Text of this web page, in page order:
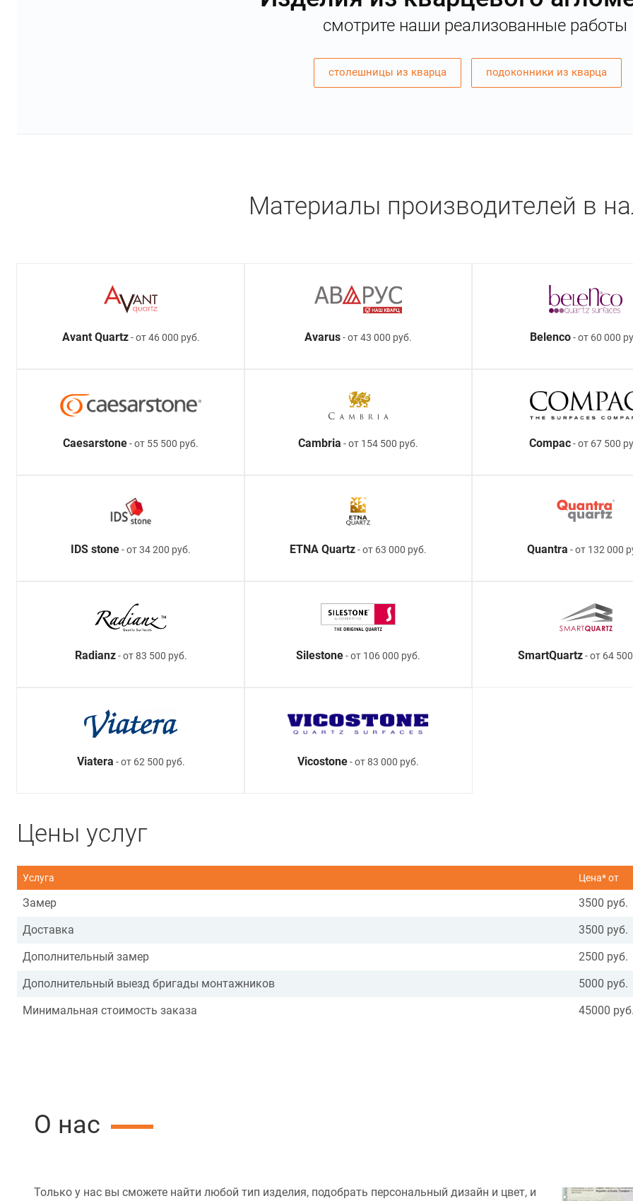
смотрите наши реализованные работы
столешницы из кварца подоконники из кварца
Материалы производителей в
Avant Quartz- от 46 000 руб. Avarus- от 43 000 руб. Belenco- от 60 000
Caesarstone- от 55 500 руб. Cambria - от 154 500 руб. Compac- от 67 500
IDS stone- от 34 200 руб. ETNA Quartz- от 63 000 руб. Quantra - от 132 000
Radianz- от 83 500 руб. Silestone- от 106 000 руб. SmartQuartz- от 64
Viatera - от 62 500 руб. Vicostone- от 83 000 руб.
Цены услуг
Услуга Цена* от
Замер 3500 руб.
Доставка
3500 руб.
Дополнительный замер
2500 руб.
Дополнительный выезд бригады монтажников
5000 руб.
Минимальная стоимость заказа
45000 руб.
О нас
Только у нас вы сможете найти любой тип изделия, подобрать персональный дизайн и цвет, и